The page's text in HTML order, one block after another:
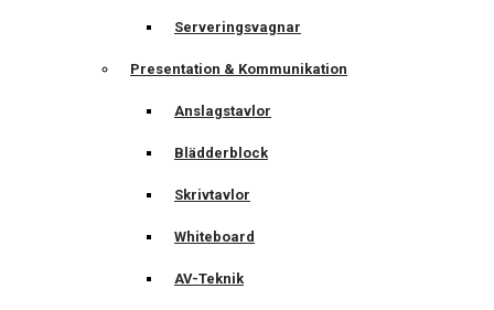
Serveringsvagnar
Presentation & Kommunikation
Anslagstavlor
Blädderblock
Skrivtavlor
Whiteboard
AV-Teknik